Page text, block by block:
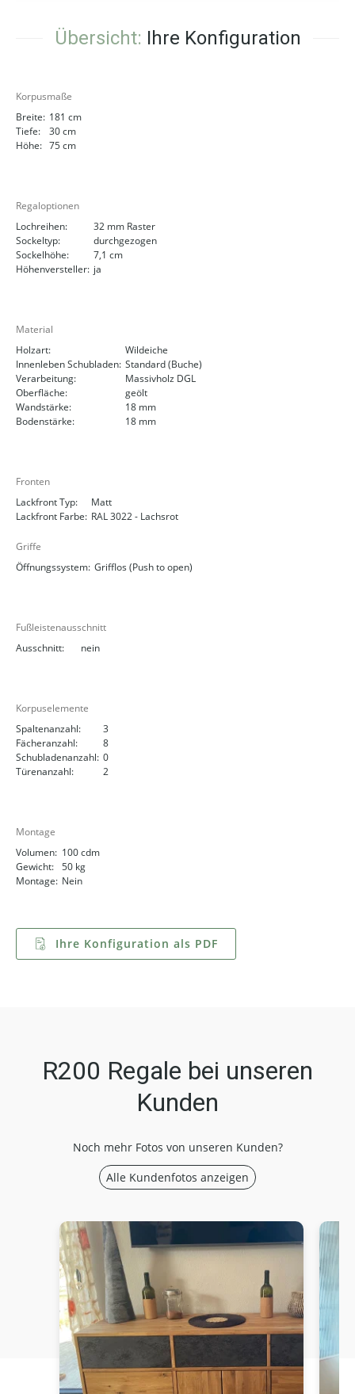
Übersicht: Ihre Konfiguration
Korpusmaße
Breite: 181 cm
Tiefe:
30 cm
Höhe: 75 cm
Regaloptionen
Lochreihen:
32 mm Raster
Sockeltyp:
durchgezogen
Sockelhöhe:
7,1 cm
Höhenversteller: ja
Material
Holzart:
Wildeiche
Innenleben Schubladen: Standard (Buche)
Verarbeitung:
Massivholz DGL
Oberfläche:
geölt
Wandstärke:
18 mm
Bodenstärke:
18 mm
Fronten
Lackfront Typ:
Matt
Lackfront Farbe: RAL 3022 - Lachsrot
Griffe
Öffnungssystem: Grifflos (Push to open)
Fußleistenausschnitt
Ausschnitt:
nein
Korpuselemente
Spaltenanzahl:
3
Fächeranzahl:
8
Schubladenanzahl: 0
Türenanzahl:
2
Montage
Volumen: 100 cdm
Gewicht: 50 kg
Montage: Nein
Ihre Konfiguration als PDF
R200 Regale bei unseren
Kunden
Noch mehr Fotos von unseren Kunden?
Alle Kundenfotos anzeigen